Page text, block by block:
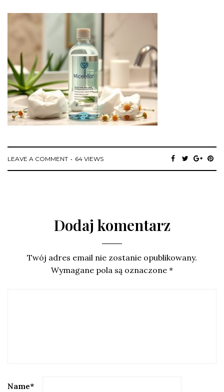
LEAVE A COMMENT 64 VIEWS
Dodaj komentarz
Twój adres email nie zostanie opublikowany.
Wymagane pola są oznaczone *
Name*